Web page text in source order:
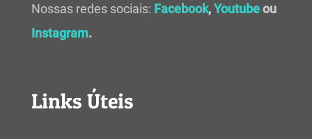
Nossas redes sociais: Facebook,Youtubeou
Instagram.
Links Úteis